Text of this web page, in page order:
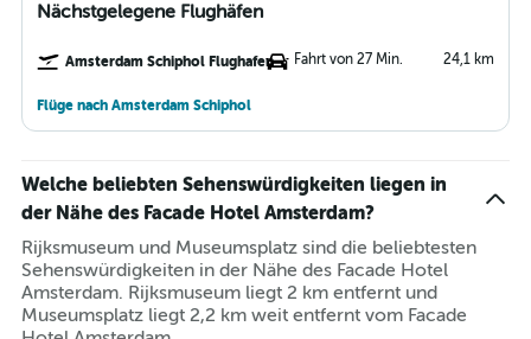
Nächstgelegene Flughäfen
Amsterdam Schiphol Flughafen Fahrt von 27 Min. 24,1 km
Flüge nach Amsterdam Schiphol
Welche beliebten Sehenswürdigkeiten liegen in
der Nähe des Facade Hotel Amsterdam?
Rijksmuseum und Museumsplatz sind die beliebtesten
Sehenswürdigkeiten in der Nähe des Facade Hotel
Amsterdam. Rijksmuseum liegt 2 km entfernt und
Museumsplatz liegt 2,2 km weit entfernt vom Facade